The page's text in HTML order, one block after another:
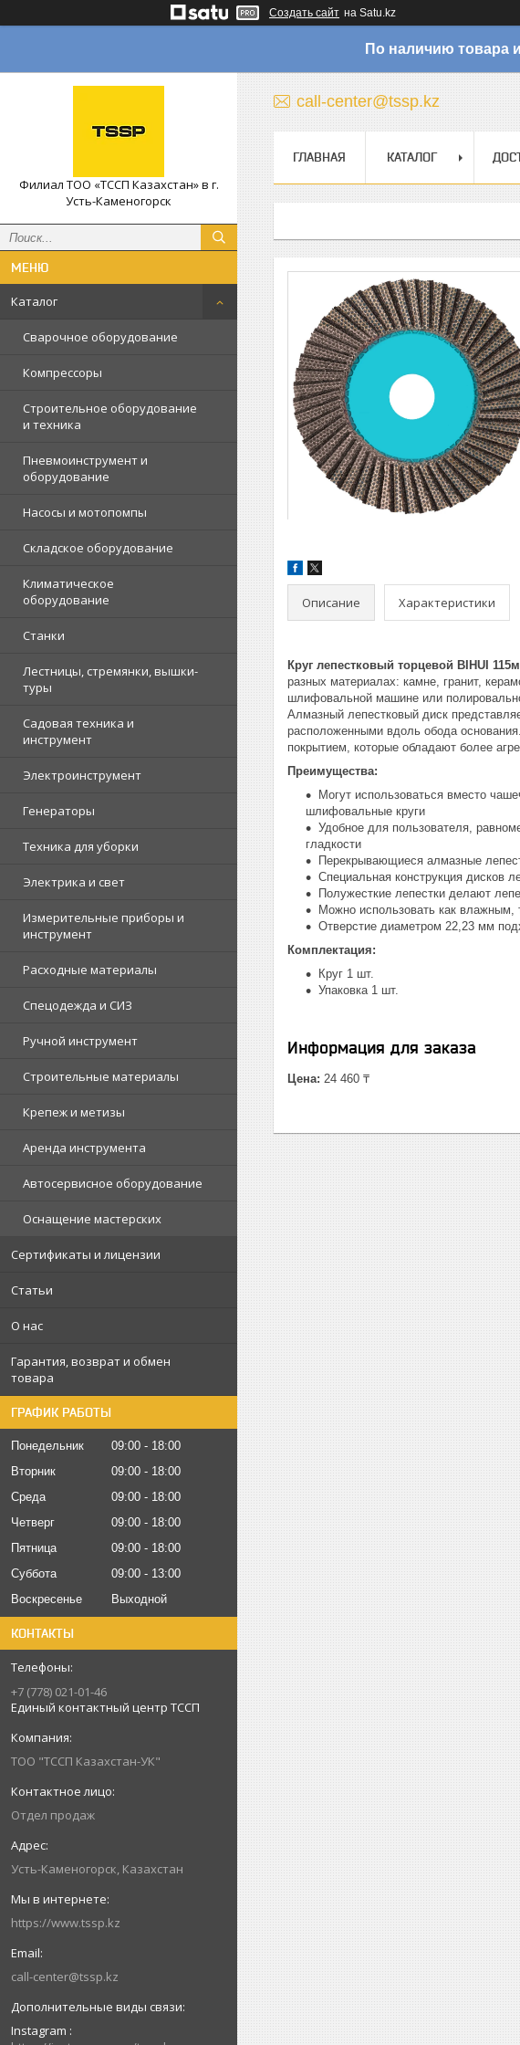
Создать сайт на Satu.kz
По наличию товара
Филиал ТОО «ТССП Казахстан» в г.
Усть-Каменогорск
Каталог
Сварочное оборудование
Компрессоры
Строительное оборудование
и техника
Пневмоинструмент и
оборудование
Насосы и мотопомпы
Складское оборудование
Климатическое
оборудование
Станки
Лестницы, стремянки, вышки-
туры
Садовая техника и
инструмент
Электроинструмент
Генераторы
Техника для уборки
Электрика и свет
Измерительные приборы и
инструмент
Расходные материалы
Спецодежда и СИЗ
Ручной инструмент
Строительные материалы
Крепеж и метизы
Аренда инструмента
Автосервисное оборудование
Оснащение мастерских
Сертификаты и лицензии
Статьи
О нас
Гарантия, возврат и обмен
товара
ГРАФИК РАБОТЫ
Понедельник 09:00
18:00
Вторник
09:00
18:00
Среда
09:00
18:00
Четверг
09:00
18:00
Пятница
09:00
18:00
Суббота
09:00
13:00
Воскресенье
Выходной
КОНТАКТЫ
+7 (778) 021-01-46
Единый контактный центр ТССП
ТОО "ТССП Казахстан-УК"
Отдел продаж
Усть-Каменогорск, Казахстан
https://www.tssp.kz
call-center@tssp.kz
Instagram
call-center@tssp.kz
ГЛАВНАЯ КАТАЛОГ
Описание Характеристики
Круг лепестковый торцевой BIHUI
разных материалах: камне, гранит,
шлифовальной машине или
Алмазный лепестковый диск
расположенными вдоль обода
покрытием, которые обладают более
Преимущества:
Могут использоваться вместо
шлифовальные круги
Удобное для пользователя,
гладкости
Перекрывающиеся алмазные
Специальная конструкция дисков
Полужесткие лепестки делают
Можно использовать как влажным,
Отверстие диаметром 22,23 мм
Комплектация:
Круг 1 шт.
Упаковка 1 шт.
Информация для заказа
Цена: 24 460 ₸